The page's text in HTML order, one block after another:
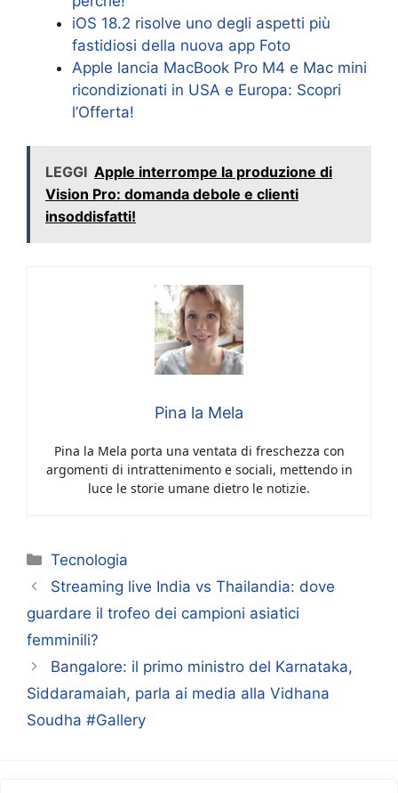
iOS 18.2 risolve uno degli aspetti più
fastidiosi della nuova app Foto
Apple lancia MacBook Pro M4 e Mac mini
ricondizionati in USA e Europa: Scopri
l’Offerta!
LEGGI Apple interrompe la produzione di
Vision Pro: domanda debole e clienti
insoddisfatti!
Pina la Mela
Pina la Mela porta una ventata di freschezza con
argomenti di intrattenimento e sociali, mettendo in
luce le storie umane dietro le notizie.
Categorie
Tecnologia
Streaming live India vs Thailandia: dove
guardare il trofeo dei campioni asiatici
femminili?
Bangalore: il primo ministro del Karnataka,
Siddaramaiah, parla ai media alla Vidhana
Soudha #Gallery